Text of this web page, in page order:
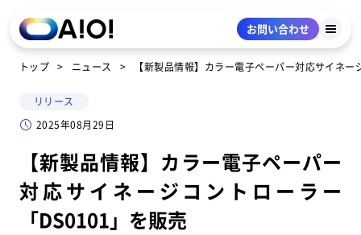
お問い合わせ
トップ ニュース 【新製品情報】カラー電子ペーパー対応サイネ
リリース
2025年08月29日
【新製品情報】カラー電子ペーパー
対応サイネージコントローラー
「DS0101」を販売